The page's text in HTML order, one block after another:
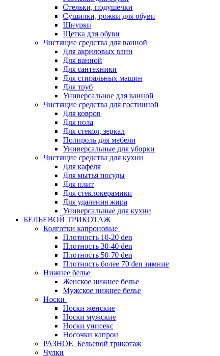
Стельки, подушечки
Сушилки, рожки для обуви
Шнурки
Щетка для обуви
Чистящие средства для ванной
Для акриловых ванн
Для ванной
Для сантехники
Для стиральных машин
Для труб
Универсальное для ванной
Чистящие средства для гостинной
Для ковров
Для пола
Для стекол, зеркал
Полироль для мебели
Универсальные для уборки
Чистящие средства для кухни
Для кафеля
Для мытья посуды
Для плит
Для стеклокерамики
Для удаления жира
Универсальные для кухни
БЕЛЬЕВОЙ ТРИКОТАЖ
Колготки капроновые
Плотность 10-20 den
Плотность 30-40 den
Плотность 50-70 den
Плотность более 70 den зимние
Нижнее белье
Женское нижнее белье
Мужское нижнее белье
Носки
Носки женские
Носки мужские
Носки унисекс
Носочки капрон
РАЗНОЕ_Бельевой трикотаж
Чулки